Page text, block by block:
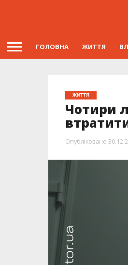
ГОЛОВНА ЖИТТЯ
ЖИТТЯ
Чотири
Опубліковано